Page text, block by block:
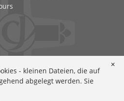
geht das? Eine Anleitung
Mary Wards Spiritualität
und Texte im Überblick
✕
- kleinen Dateien, die auf
abgelegt werden. Sie